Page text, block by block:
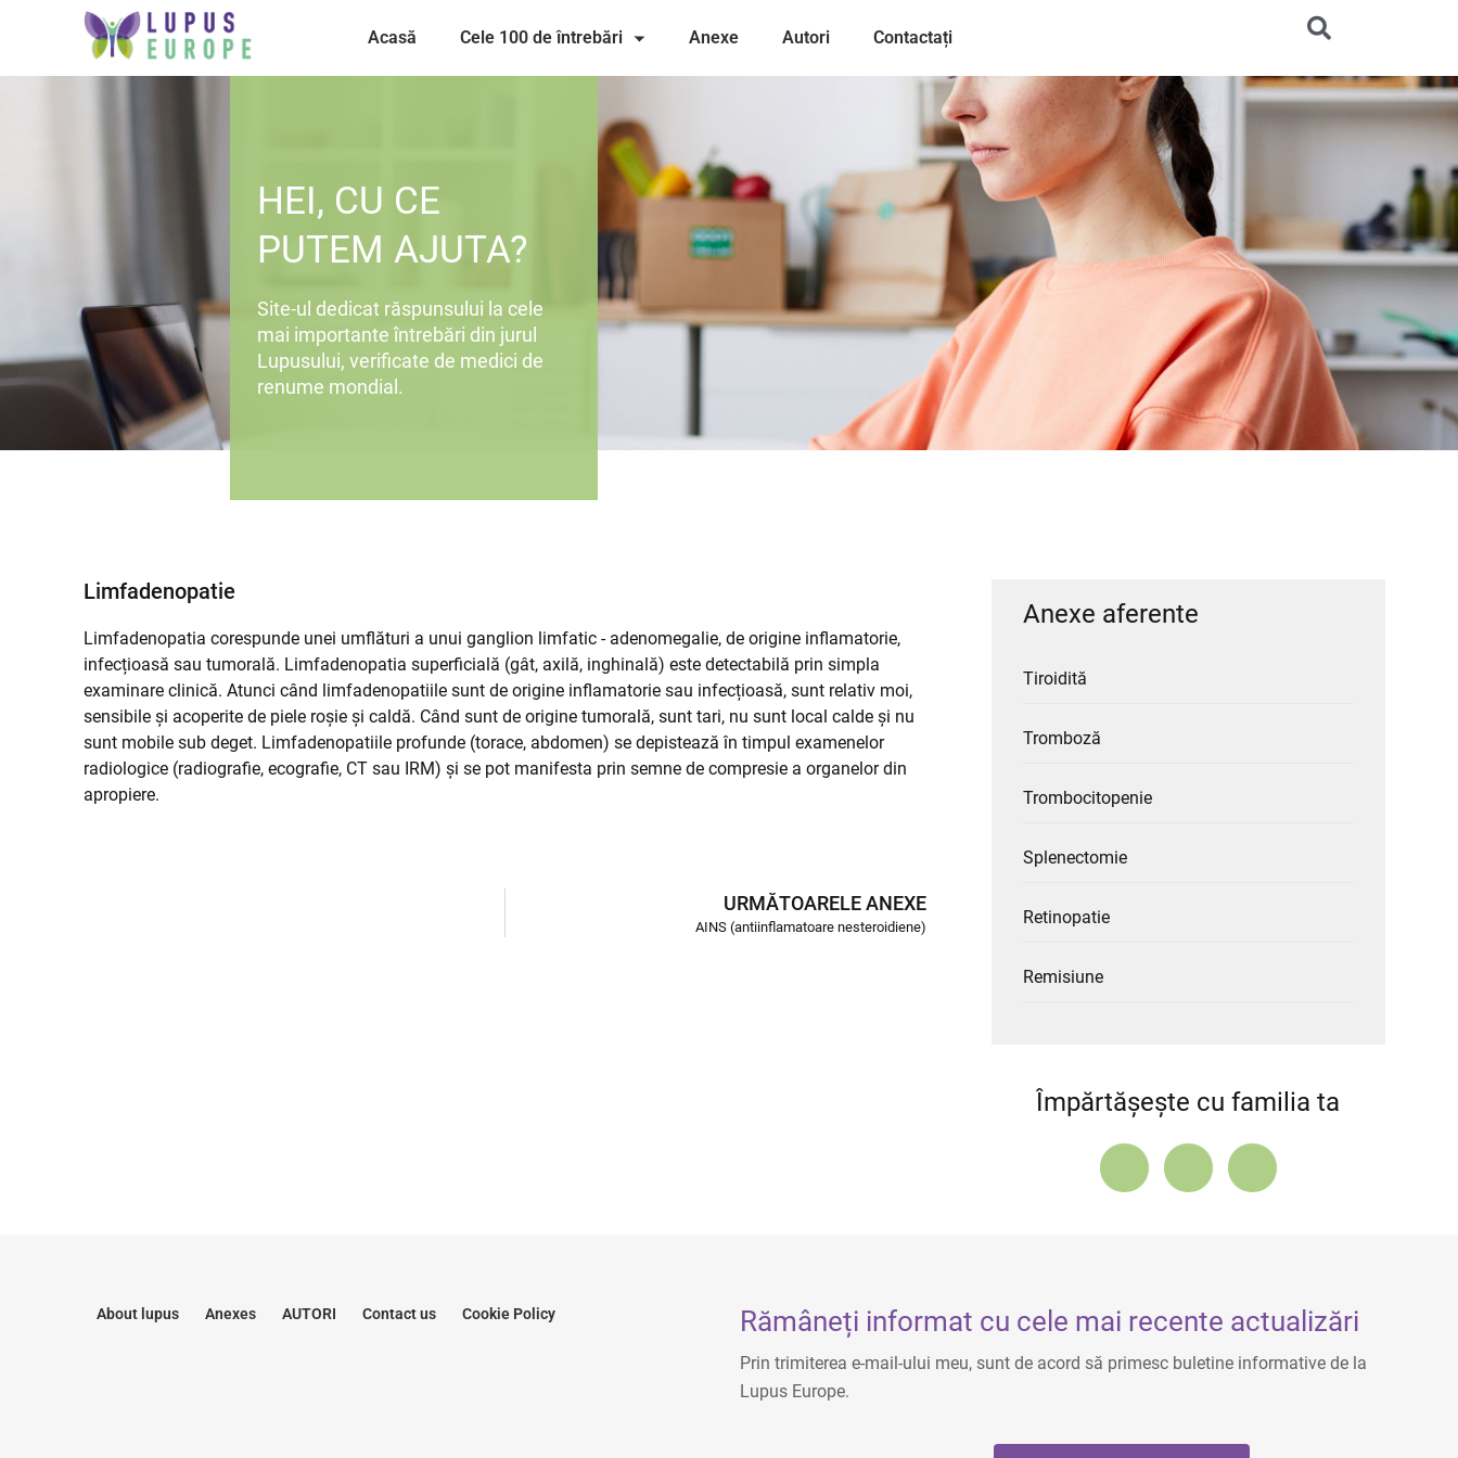
Acasă Cele 100 de întrebări Anexe Autori Contactați
HEI, CU CE
PUTEM AJUTA?
Site-ul dedicat răspunsului la cele
mai importante întrebări din jurul
Lupusului, verificate de medici de
renume mondial.
Limfadenopatie
Limfadenopatia corespunde unei umflături a unui ganglion limfatic - adenomegalie, de origine inflamatorie,
infecțioasă sau tumorală. Limfadenopatia superficială (gât, axilă, inghinală) este detectabilă prin simpla
examinare clinică. Atunci când limfadenopatiile sunt de origine inflamatorie sau infecțioasă, sunt relativ moi,
sensibile și acoperite de piele roșie și caldă. Când sunt de origine tumorală, sunt tari, nu sunt local calde și nu
sunt mobile sub deget. Limfadenopatiile profunde (torace, abdomen) se depistează în timpul examenelor
radiologice (radiografie, ecografie, CT sau IRM) și se pot manifesta prin semne de compresie a organelor din
apropiere.
URMĂTOARELE ANEXE
AINS (antiinflamatoare nesteroidiene)
Anexe aferente
Tiroidită
Tromboză
Trombocitopenie
Splenectomie
Retinopatie
Remisiune
Împărtășește cu familia ta
About lupus Anexes AUTORI Contact us Cookie Policy Rămâneți informat cu cele mai recente actualizări
Prin trimiterea e-mail-ului meu, sunt de acord să primesc buletine informative de la
Lupus Europe.